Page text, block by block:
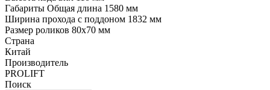
Габариты Общая длина 1580 мм
Ширина прохода с поддоном 1832 мм
Размер роликов 80х70 мм
Страна
Китай
Производитель
PROLIFT
Поиск